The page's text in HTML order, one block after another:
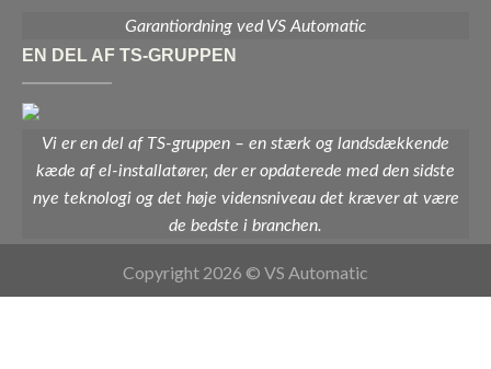
Garantiordning ved VS Automatic
EN DEL AF TS-GRUPPEN
Vi er en del af TS-gruppen – en stærk og landsdækkende
kæde af el-installatører, der er opdaterede med den sidste
nye teknologi og det høje vidensniveau det kræver at være
de bedste i branchen.
Copyright 2026 © VS Automatic